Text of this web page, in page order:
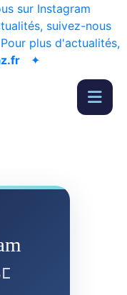
sur Instagram
suivez-nous
Pour plus d'actualités,
✦